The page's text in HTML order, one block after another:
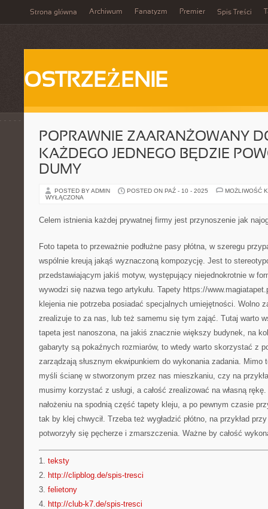
Strona główna Archiwum Fanatyzm Premier Spis Treści
OSTRZEŻENIE
POPRAWNIE ZAARANŻOWANY
KAŻDEGO JEDNEGO BĘDZIE
DUMY
POSTED BY ADMIN POSTED ON PAŹ - 10 - 2025
MOŻLIWOŚĆ
WYŁĄCZONA
Celem istnienia każdej prywatnej firmy jest przynoszenie jak
Foto tapeta to przeważnie podłużne pasy płótna, w szeregu
wspólnie kreują jakąś wyznaczoną kompozycję. Jest to
przedstawiającym jakiś motyw, występujący niejednokrotnie w
wywodzi się nazwa tego artykułu. Tapety https://
klejenia nie potrzeba posiadać specjalnych umiejętności. Wolno
zrealizuje to za nas, lub też samemu się tym zająć. Tutaj warto
tapeta jest nanoszona, na jakiś znacznie większy budynek, na
gabaryty są pokaźnych rozmiarów, to wtedy warto skorzystać z
zarządzają słusznym ekwipunkiem do wykonania zadania. Mimo
myśli ścianę w stworzonym przez nas mieszkaniu, czy na
musimy korzystać z usługi, a całość zrealizować na własną
nałożeniu na spodnią część tapety kleju, a po pewnym czasie
tak by klej chwycił. Trzeba też wygładzić płótno, na przykład
potworzyły się pęcherze i zmarszczenia. Ważne by całość
1. teksty
2. http://clipblog.de/spis-tresci
3. felietony
4. http://club-k7.de/spis-tresci